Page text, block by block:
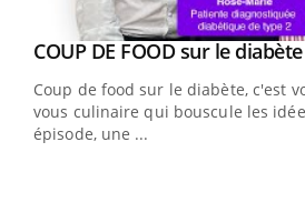
Youtube
COUP DE FOOD sur le diabète
Coup de food sur le diabète, c'est
vous culinaire qui bouscule les
épisode, une ...